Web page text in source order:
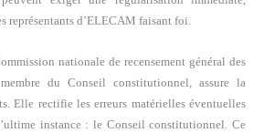
représentants d’ELECAM faisant foi.
nationale de recensement général des
du Conseil constitutionnel, assure la
Elle rectifie les erreurs matérielles éventuelles
instance : le Conseil constitutionnel. Ce